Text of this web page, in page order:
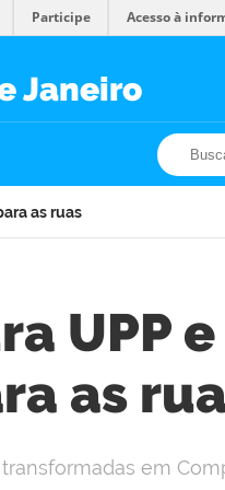
Participe Acesso à
Janeiro
as ruas
UPP
as
em